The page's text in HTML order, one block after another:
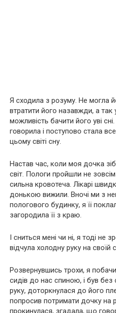
Я сходила з розуму. Не могла
втратити його назавжди, а так
можливість бачити його уві
говорила і поступово стала
цьому світі сну.
Настав час, коли моя дочка
світ. Пологи пройшли не
сильна кровотеча. Лікарі
донькою вижили. Вночі ми з
пологового будинку, я її
загородила її з краю.
І сниться мені чи ні, я тоді не
відчула холодну руку на своїй
Розвернувшись трохи, я
сидів до нас спиною, і був
руку, доторкнулася до його
попросив потримати дочку на
прокинулася, згадала, що